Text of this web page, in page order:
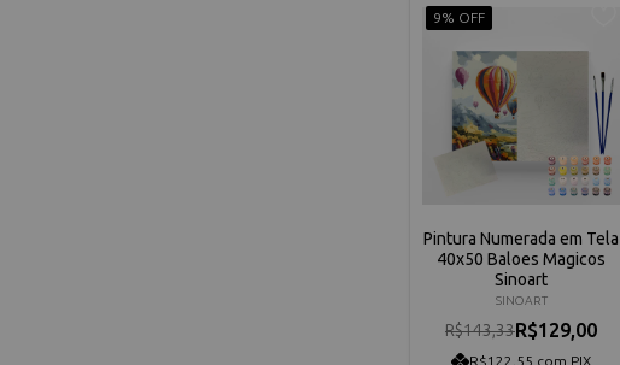
9% OFF
Pintura Numerada em Tela
40x50 Baloes Magicos
Sinoart
SINOART
R$143,33R$129,00
R$122,55 com PIX